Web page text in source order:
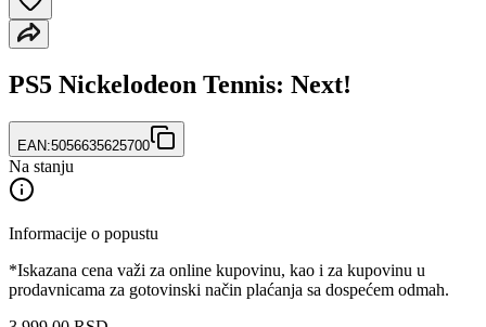
PS5 Nickelodeon Tennis: Next!
EAN:5056635625700
Na stanju
Informacije o popustu
*Iskazana cena važi za online kupovinu, kao i za kupovinu u
prodavnicama za gotovinski način plaćanja sa dospećem odmah.